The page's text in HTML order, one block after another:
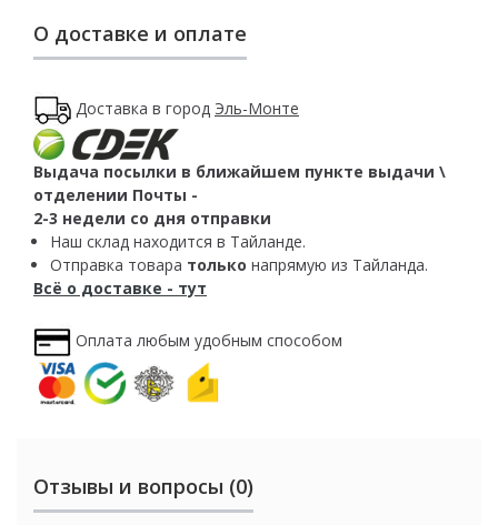
О доставке и оплате
Доставка в город Эль-Монте
Выдача посылки в ближайшем пункте выдачи \
отделении Почты -
2-3 недели со дня отправки
Наш склад находится в Тайланде.
Отправка товара только напрямую из Тайланда.
Всё о доставке - тут
Оплата любым удобным способом
Отзывы и вопросы (0)